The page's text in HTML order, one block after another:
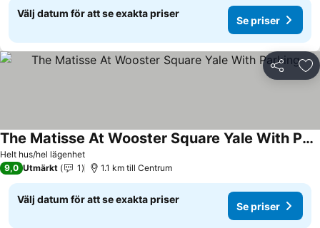
Välj datum för att se exakta priser
Se priser
Dela
Helt hus/hel lägenhet
The Matisse At Wooster Square Yale With Parking
Se priser
9,0 Utmärkt 1 1.1 km till Centrum
Välj datum för att se exakta priser
Se priser